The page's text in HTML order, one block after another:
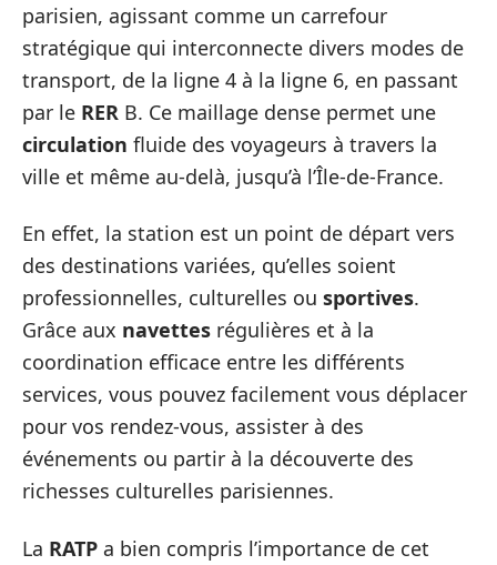
parisien, agissant comme un carrefour
stratégique qui interconnecte divers modes de
transport, de la ligne 4 à la ligne 6, en passant
par le RER B. Ce maillage dense permet une
circulation fluide des voyageurs à travers la
ville et même au-delà, jusqu’à l’Île-de-France.
En effet, la station est un point de départ vers
des destinations variées, qu’elles soient
professionnelles, culturelles ou sportives.
Grâce aux navettes régulières et à la
coordination efficace entre les différents
services, vous pouvez facilement vous déplacer
pour vos rendez-vous, assister à des
événements ou partir à la découverte des
richesses culturelles parisiennes.
La RATP a bien compris l’importance de cet